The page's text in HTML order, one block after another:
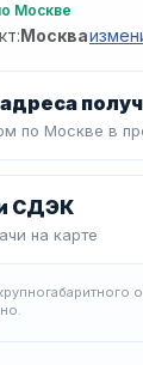
Москве
Москва
по Москве в
СДЭК
на карте